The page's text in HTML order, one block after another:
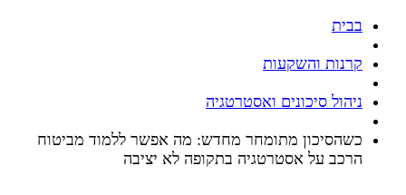
בבית
קרנות והשקעות
ניהול סיכונים ואסטרטגיה
כשהסיכון מתומחר מחדש: מה אפשר ללמוד מביטוח
הרכב על אסטרטגיה בתקופה לא יציבה